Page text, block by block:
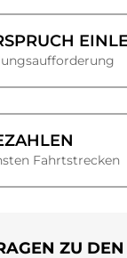
Fahrtstrecken
ZU DEN